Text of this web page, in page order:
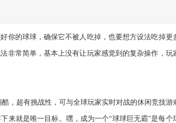
你的球球，确保它不被人吃掉，也要想方设法吃掉更
非常简单，基本上没有让玩家感觉到的复杂操作，玩
，超有挑战性，可与全球玩家实时对战的休闲竞技游
来就是唯一目标。嘿，成为一个“球球巨无霸”是每个